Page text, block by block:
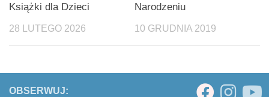
Książki dla Dzieci
28 LUTEGO 2026
Narodzeniu
10 GRUDNIA 2019
OBSERWUJ: